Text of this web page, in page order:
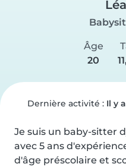
Âge
20
Dernière activité : Il y
Je suis un baby-sitter
avec 5 ans
d'âge préscolaire et